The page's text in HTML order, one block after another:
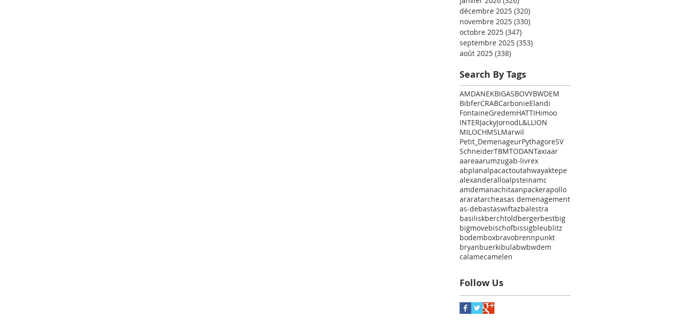
décembre 2025 (320)
novembre 2025 (330)
octobre 2025 (347)
septembre 2025 (353)
août 2025 (338)
Search By Tags
AMDANEKBIGASBOVYBWDEM
BibferCRABCarbonieElandi
FontaineGredemHATTIHimoo
INTERJackyJornodL&LLION
MILOCHMSLMarwil
Petit_DemenageurPythagoreSV
SchneiderTBMTODANTaxiaar
aareaarumzugab-livrex
abplanalpacactoutahwayaktepe
alexanderalloalpsteinamc
amdemanachitaanpackerapollo
araratarcheasas demenagement
as-debastaswiftazbalestra
basiliskberchtoldbergerbestbig
bigmovebischofbissigbleublitz
bodemboxbravobrennpunkt
bryanbuerkibulabwbwdem
calamecamelen
Follow Us